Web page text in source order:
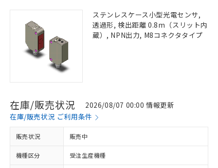
ステンレスケース小型光電センサ,
透過形, 検出距離 0.8m（スリット内
蔵）, NPN出力, M8コネクタタイプ
在庫/販売状況
2026/08/07 00:00 情報更新
在庫/販売状況 ご利用条件
販売状況 販売中
機種区分 受注生産機種